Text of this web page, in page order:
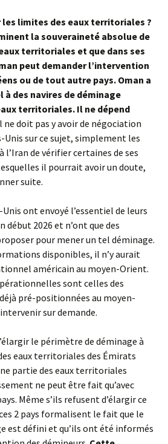
limites des eaux territoriales ?
la souveraineté absolue de
territoriales et que dans ses
peut demander l’intervention
ou de tout autre pays. Oman a
des navires de déminage
territoriales. Il ne dépend
ne doit pas y avoir de négociation
Unis sur ce sujet, simplement les
de vérifier certaines de ses
il pourrait avoir un doute,
suite.
ont envoyé l’essentiel de leurs
début 2026 et n’ont que des
pour mener un tel déminage.
disponibles, il n’y aurait
américain au moyen-Orient.
sont celles des
pré-positionnées au moyen-
sur demande.
le périmètre de déminage à
eaux territoriales des Émirats
partie des eaux territoriales
ne peut être fait qu’avec
Même s’ils refusent d’élargir ce
2 pays formalisent le fait que le
est défini et qu’ils ont été informés